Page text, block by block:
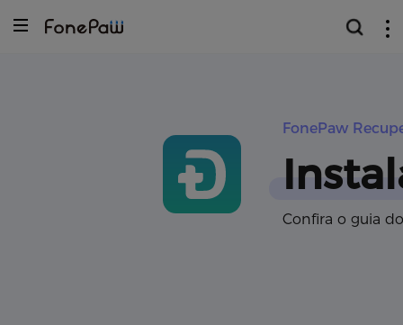
FonePaw
Confira o guia